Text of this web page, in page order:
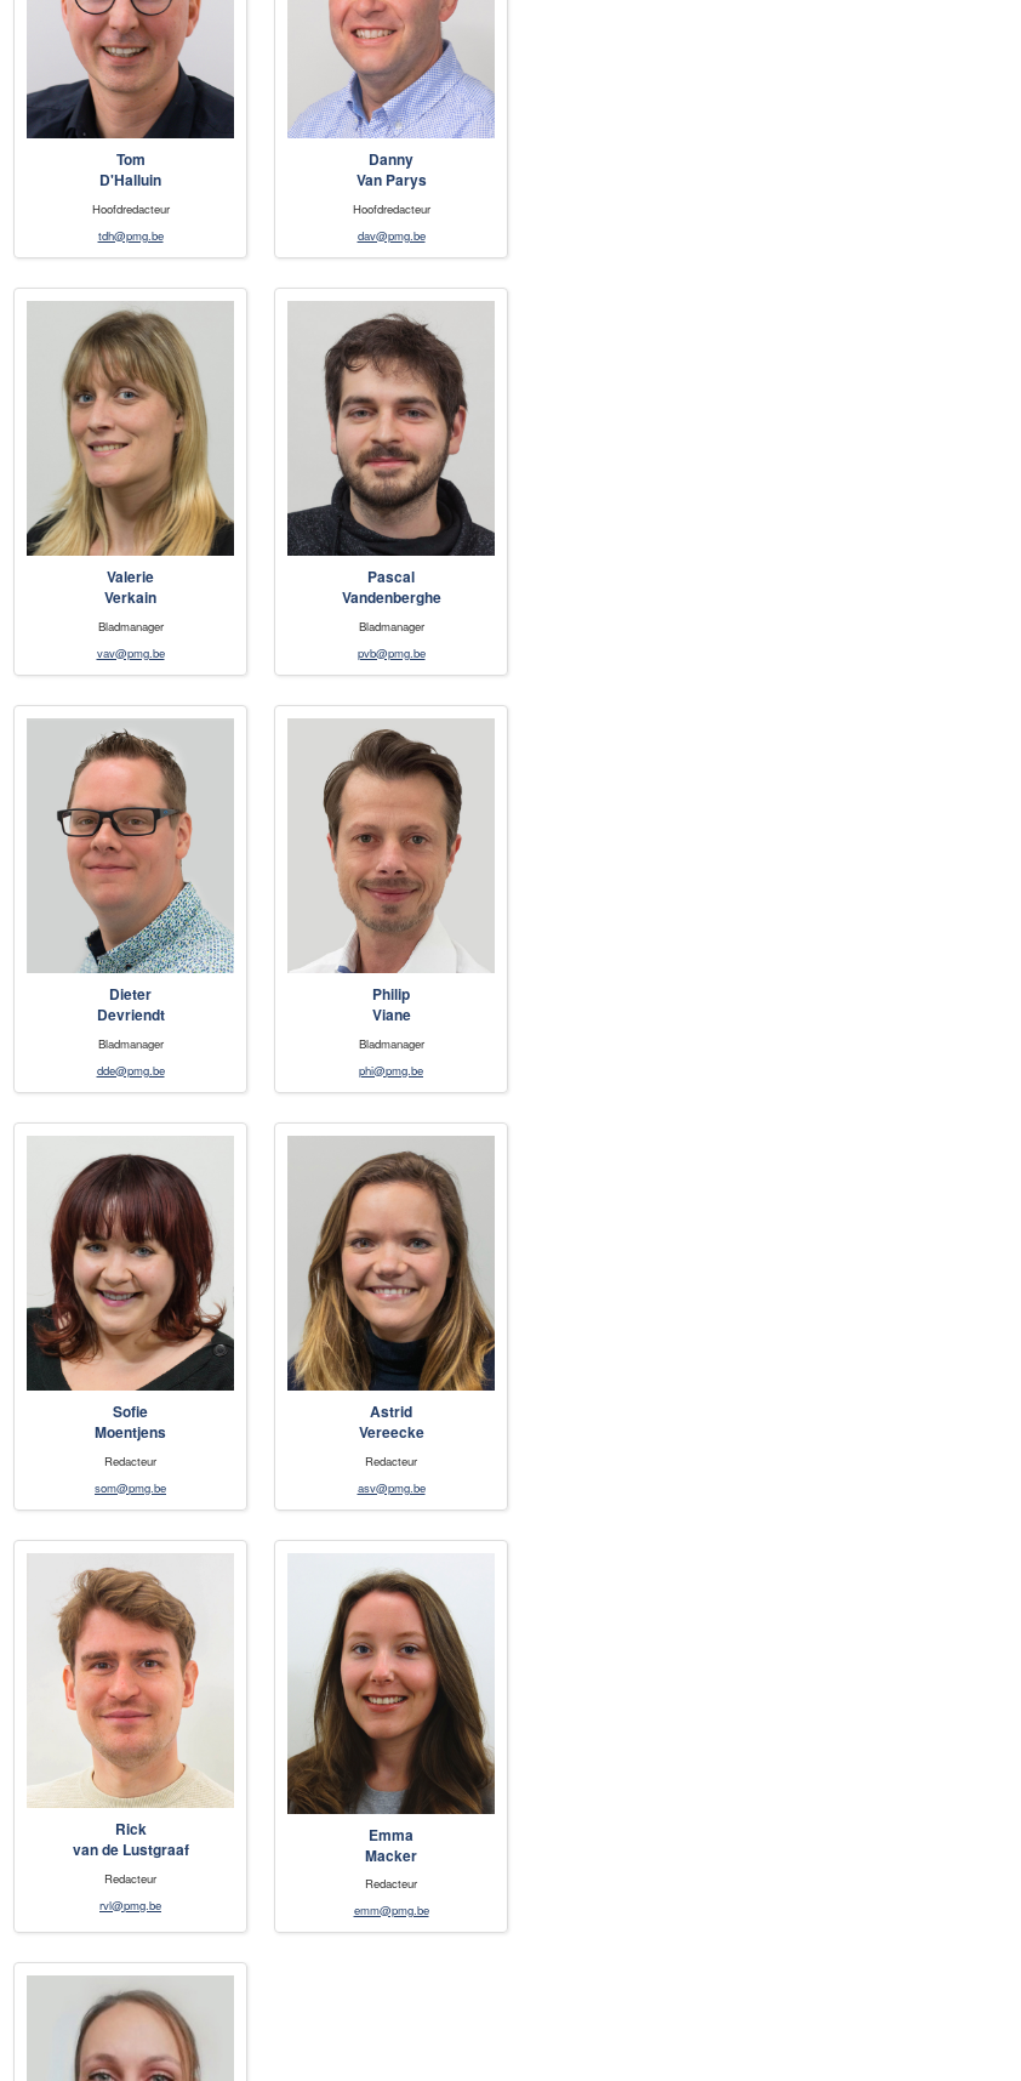
Tom
D'Halluin
Hoofdredacteur
tdh@pmg.be
Danny
Van Parys
Hoofdredacteur
dav@pmg.be
Valerie
Verkain
Bladmanager
vav@pmg.be
Pascal
Vandenberghe
Bladmanager
pvb@pmg.be
Dieter
Devriendt
Bladmanager
dde@pmg.be
Philip
Viane
Bladmanager
phi@pmg.be
Sofie
Moentjens
Redacteur
som@pmg.be
Astrid
Vereecke
Redacteur
asv@pmg.be
Rick
van de Lustgraaf
Redacteur
rvl@pmg.be
Emma
Macker
Redacteur
emm@pmg.be